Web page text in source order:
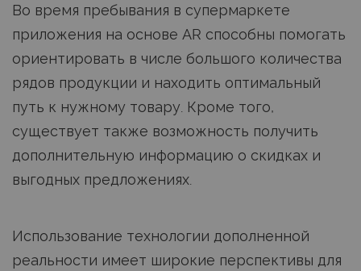
Во время пребывания в супермаркете
приложения на основе AR способны помогать
ориентировать в числе большого количества
рядов продукции и находить оптимальный
путь к нужному товару. Кроме того,
существует также возможность получить
дополнительную информацию о скидках и
выгодных предложениях.
Использование технологии дополненной
реальности имеет широкие перспективы для